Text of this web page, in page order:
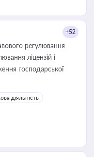
+52
регулювання
ліцензій і
господарської
діяльність